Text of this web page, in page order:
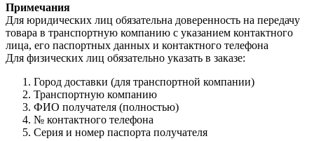
Примечания
Для юридических лиц обязательна доверенность на передачу
товара в транспортную компанию с указанием контактного
лица, его паспортных данных и контактного телефона
Для физических лиц обязательно указать в заказе:
Город доставки (для транспортной компании)
Транспортную компанию
ФИО получателя (полностью)
№ контактного телефона
Серия и номер паспорта получателя